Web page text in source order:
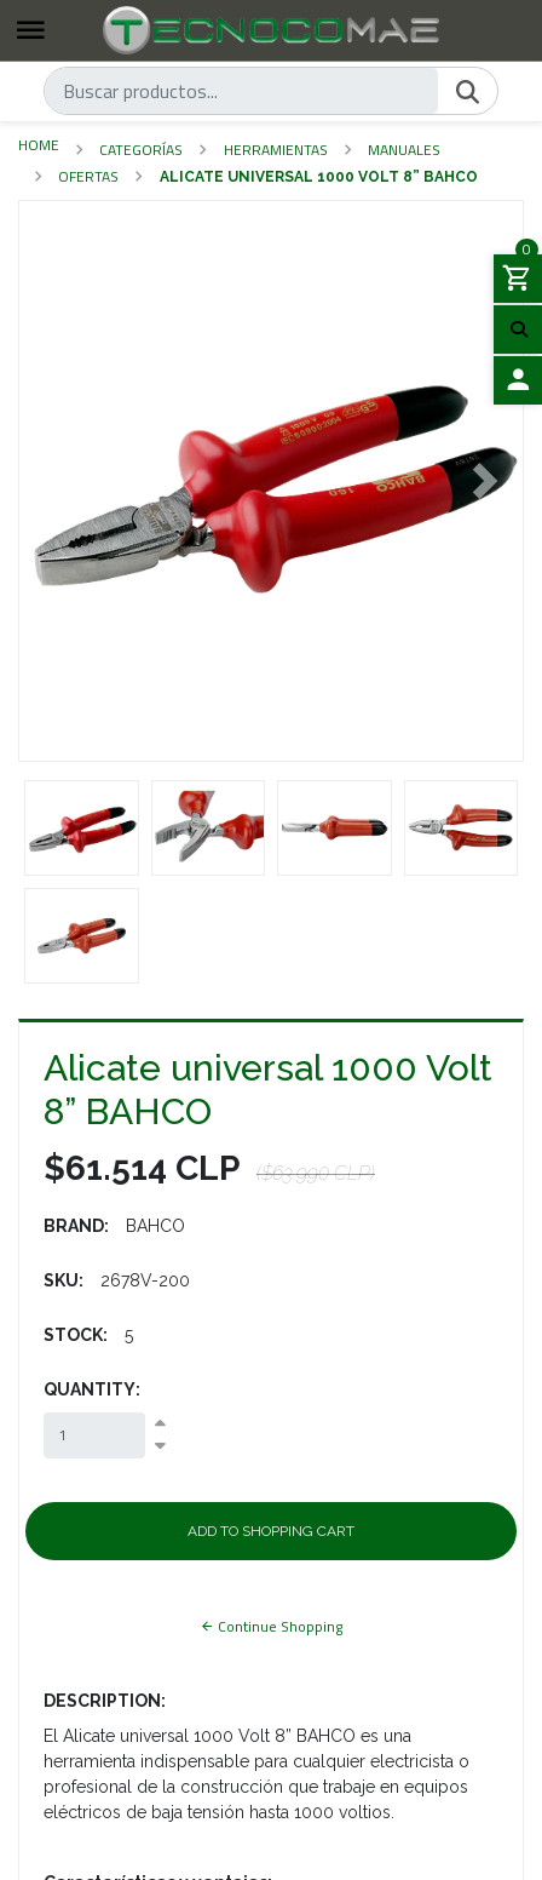
0
HOME CATEGORÍAS HERRAMIENTAS
MANUALES
OFERTAS
ALICATE UNIVERSAL 1000 VOLT 8” BAHCO
Next
Alicate universal 1000 Volt
8” BAHCO
$61.514 CLP ($63.990 CLP)
BRAND: BAHCO
SKU: 2678V-200
STOCK: 5
QUANTITY:
Continue Shopping
DESCRIPTION:
El Alicate universal 1000 Volt 8” BAHCO es una
herramienta indispensable para cualquier electricista o
profesional de la construcción que trabaje en equipos
eléctricos de baja tensión hasta 1000 voltios.